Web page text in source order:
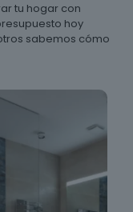
tu hogar con
hoy
sabemos cómo